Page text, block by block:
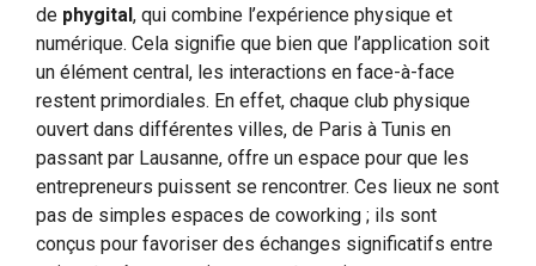
de phygital , qui combine l’expérience physique et
numérique. Cela signifie que bien que l’application soit
un élément central, les interactions en face-à-face
restent primordiales. En effet, chaque club physique
ouvert dans différentes villes, de Paris à Tunis en
passant par Lausanne, offre un espace pour que les
entrepreneurs puissent se rencontrer. Ces lieux ne sont
pas de simples espaces de coworking ; ils sont
conçus pour favoriser des échanges significatifs entre